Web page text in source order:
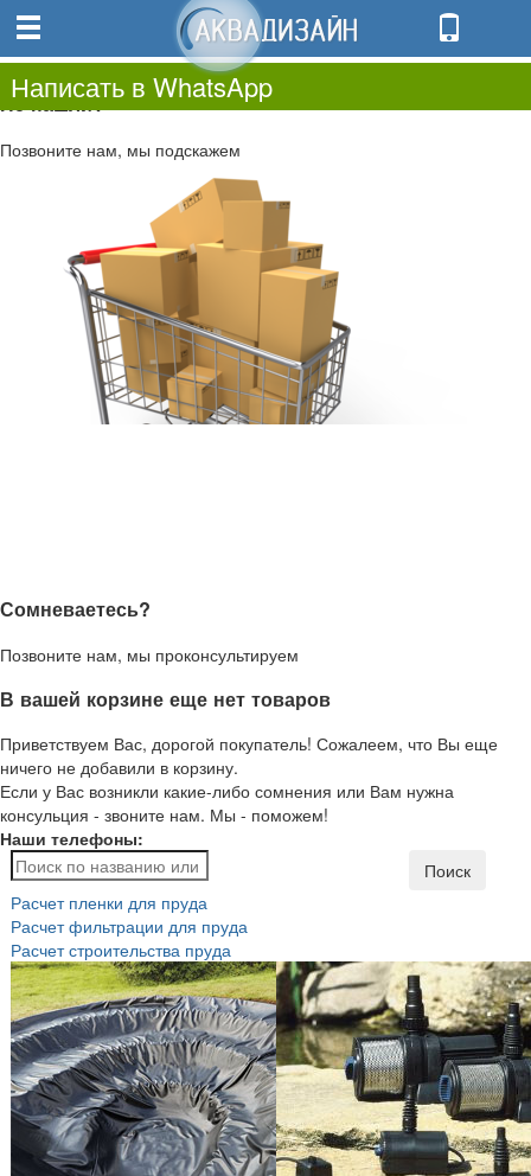
0.00
0
Не нашли?
Позвоните нам, мы подскажем
Сомневаетесь?
Позвоните нам, мы проконсультируем
В вашей корзине еще нет товаров
Приветствуем Вас, дорогой покупатель! Сожалеем, что Вы еще
ничего не добавили в корзину.
Если у Вас возникли какие-либо сомнения или Вам нужна
консульция - звоните нам. Мы - поможем!
Наши телефоны:
Написать в WhatsApp
Поиск
Расчет пленки для пруда
Расчет фильтрации для пруда
Расчет строительства пруда